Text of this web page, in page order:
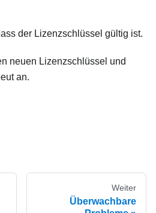
der Lizenzschlüssel gültig ist.
neuen Lizenzschlüssel und
an.
Weiter
Überwachbare